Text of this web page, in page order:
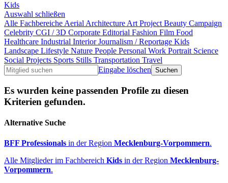
Kids
Auswahl schließen
Alle Fachbereiche Aerial Architecture Art Project Beauty Campaign
Celebrity CGI / 3D Corporate Editorial Fashion Film Food
Healthcare Industrial InteriorJournalism / Reportage Kids
Landscape Lifestyle Nature People Personal Work Portrait Science
Social Projects Sports Stills Transportation Travel
Eingabe löschen
Es wurden keine passenden Profile zu diesen
Kriterien gefunden.
Alternative Suche
BFF Professionals in der Region Mecklenburg-Vorpommern.
Alle Mitglieder im Fachbereich Kids in der Region Mecklenburg-
Vorpommern.